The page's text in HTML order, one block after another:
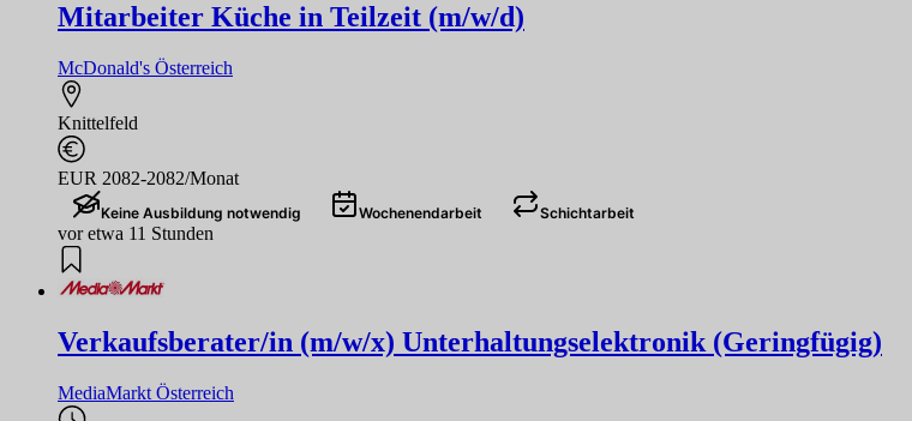
Mitarbeiter Küche in Teilzeit (m/w/d)
McDonald's Österreich
Knittelfeld
EUR 2082-2082/Monat
Keine Ausbildung notwendig Wochenendarbeit Schichtarbeit
vor etwa 11 Stunden
Verkaufsberater/in (m/w/x) Unterhaltungselektronik (Geringfügig)
MediaMarkt Österreich